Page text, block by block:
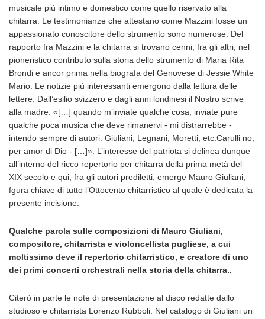
musicale più intimo e domestico come quello riservato alla
chitarra. Le testimonianze che attestano come Mazzini fosse un
appassionato conoscitore dello strumento sono numerose. Del
rapporto fra Mazzini e la chitarra si trovano cenni, fra gli altri, nel
pioneristico contributo sulla storia dello strumento di Maria Rita
Brondi e ancor prima nella biografa del Genovese di Jessie White
Mario. Le notizie più interessanti emergono dalla lettura delle
lettere. Dall’esilio svizzero e dagli anni londinesi il Nostro scrive
alla madre: «[…] quando m’inviate qualche cosa, inviate pure
qualche poca musica che deve rimanervi - mi distrarrebbe -
intendo sempre di autori: Giuliani, Legnani, Moretti, etc.Carulli no,
per amor di Dio - […]». L’interesse del patriota si delinea dunque
all’interno del ricco repertorio per chitarra della prima metà del
XIX secolo e qui, fra gli autori prediletti, emerge Mauro Giuliani,
fgura chiave di tutto l’Ottocento chitarristico al quale è dedicata la
presente incisione.
Qualche parola sulle composizioni di Mauro Giuliani,
compositore, chitarrista e violoncellista pugliese, a cui
moltissimo deve il repertorio chitarristico, e creatore di uno
dei primi concerti orchestrali nella storia della chitarra..
Citerò in parte le note di presentazione al disco redatte dallo
studioso e chitarrista Lorenzo Rubboli. Nel catalogo di Giuliani un